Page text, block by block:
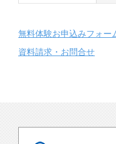
無料体験お申込みフォー
資料請求・お問合せ